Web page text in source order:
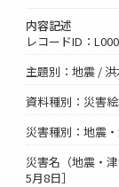
内容記述
レコードID：
主題別：地震 / 洪
資料種別：災害
災害種別：地震
災害名（地震・
5月8日］